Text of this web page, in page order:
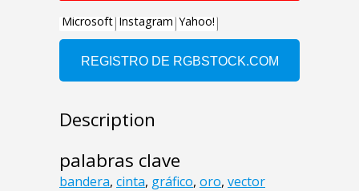
Description
palabras clave
bandera, cinta, gráfico, oro, vector